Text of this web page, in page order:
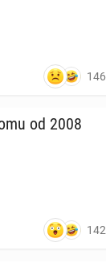
146
od 2008
142